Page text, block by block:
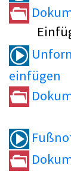
einfügen